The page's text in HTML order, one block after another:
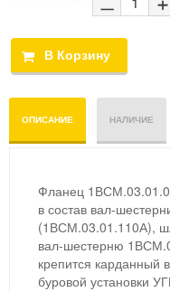
ОПИСАНИЕ НАЛИЧИЕ
Фланец
в состав вал-
(1ВСМ.03.01.110А),
вал-шестерню
крепится карданный
буровой установки